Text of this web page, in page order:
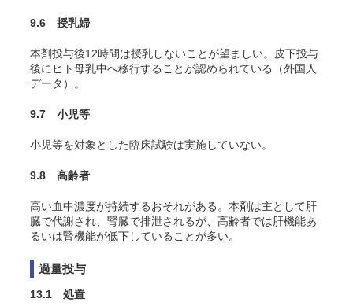
9.6 授乳婦
本剤投与後12時間は授乳しないことが望ましい。皮下投与
後にヒト母乳中へ移行することが認められている
（外国人
データ）。
9.7 小児等
小児等を対象とした臨床試験は実施していない。
9.8 高齢者
高い血中濃度が持続するおそれがある。本剤は主として肝
臓で代謝され、腎臓で排泄されるが、高齢者では肝機能あ
るいは腎機能が低下していることが多い。
過量投与
13.1 処置